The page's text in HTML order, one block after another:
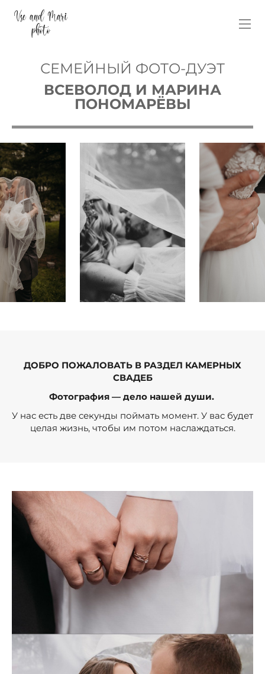
СЕМЕЙНЫЙ ФОТО-ДУЭТ
ВСЕВОЛОД И МАРИНА
ПОНОМАРЁВЫ
ДОБРО ПОЖАЛОВАТЬ В РАЗДЕЛ КАМЕРНЫХ
СВАДЕБ
Фотография — дело нашей души.
У нас есть две секунды поймать момент. У вас будет
целая жизнь, чтобы им потом наслаждаться.